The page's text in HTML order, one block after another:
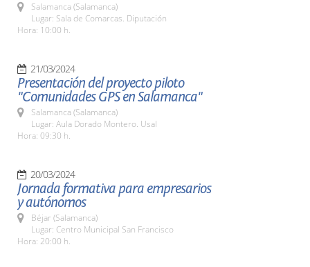
Salamanca (Salamanca)
Lugar: Sala de Comarcas. Diputación
Hora: 10:00 h.
21/03/2024
Presentación del proyecto piloto
"Comunidades GPS en Salamanca"
Salamanca (Salamanca)
Lugar: Aula Dorado Montero. Usal
Hora: 09:30 h.
20/03/2024
Jornada formativa para empresarios
y autónomos
Béjar (Salamanca)
Lugar: Centro Municipal San Francisco
Hora: 20:00 h.